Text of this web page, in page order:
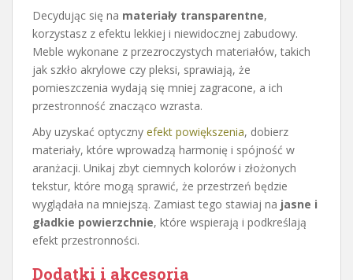
Decydując się na materiały transparentne,
korzystasz z efektu lekkiej i niewidocznej zabudowy.
Meble wykonane z przezroczystych materiałów, takich
jak szkło akrylowe czy pleksi, sprawiają, że
pomieszczenia wydają się mniej zagracone, a ich
przestronność znacząco wzrasta.
Aby uzyskać optyczny efekt powiększenia, dobierz
materiały, które wprowadzą harmonię i spójność w
aranżacji. Unikaj zbyt ciemnych kolorów i złożonych
tekstur, które mogą sprawić, że przestrzeń będzie
wyglądała na mniejszą. Zamiast tego stawiaj na jasne i
gładkie powierzchnie, które wspierają i podkreślają
efekt przestronności.
Dodatki i akcesoria